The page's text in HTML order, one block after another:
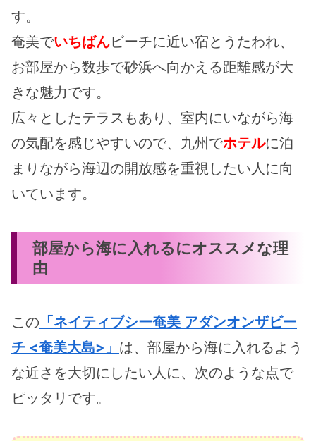
す。
奄美でいちばんビーチに近い宿とうたわれ、
お部屋から数歩で砂浜へ向かえる距離感が大
きな魅力です。
広々としたテラスもあり、室内にいながら海
の気配を感じやすいので、九州でホテルに泊
まりながら海辺の開放感を重視したい人に向
いています。
部屋から海に入れるにオススメな理
由
この 「ネイティブシー奄美 アダンオンザビー
チ <奄美大島>」 は、部屋から海に入れるよう
な近さを大切にしたい人に、次のような点で
ピッタリです。